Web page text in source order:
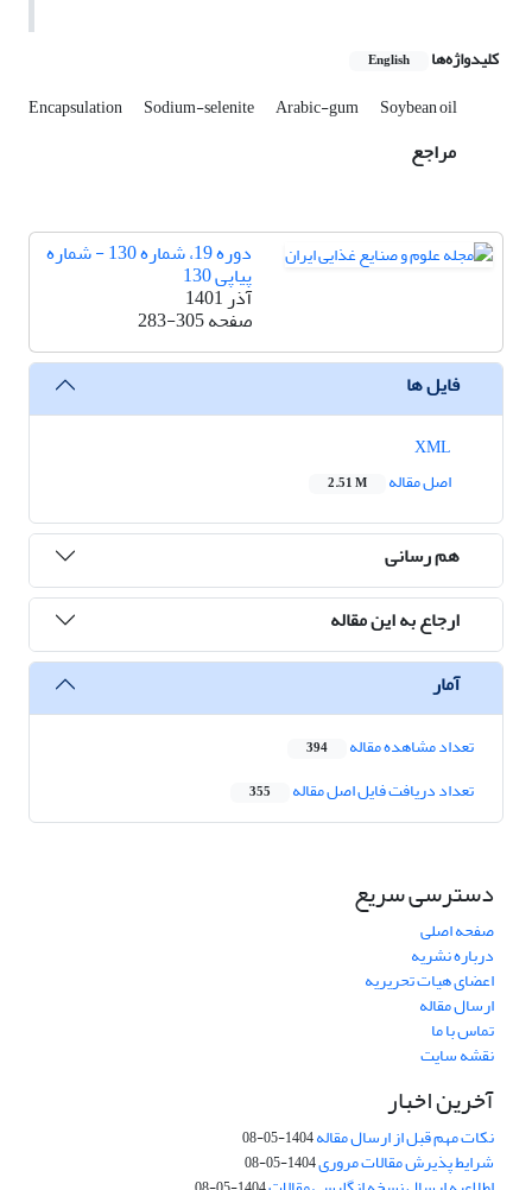
کلیدواژه‌ها English
Encapsulation Sodium-selenite Arabic-gum Soybean oil
مراجع
دوره 19، شماره 130 - شماره
پیاپی 130
آذر 1401
صفحه283-305
فایل ها
اصل مقاله
2.51 M
هم رسانی
ارجاع به این مقاله
آمار
تعداد مشاهده مقاله 394
تعداد دریافت فایل اصل مقاله 355
دسترسی سریع
صفحه اصلی
درباره نشریه
اعضای هیات تحریریه
ارسال مقاله
تماس با ما
نقشه سایت
آخرین اخبار
نکات مهم قبل از ارسال مقاله1404-05-08
شرایط پذیرش مقالات مروری1404-05-08